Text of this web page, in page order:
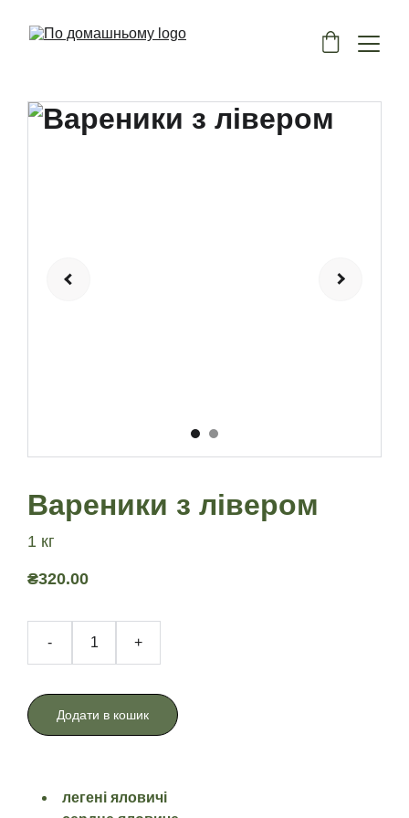
Вареники з лівером
1 кг
₴320.00
- +
Додати в кошик
легені яловичі